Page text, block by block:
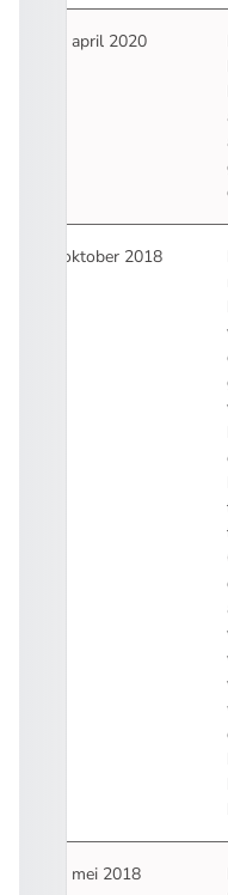
21 april 2020
9 oktober 2018
18 mei 2018